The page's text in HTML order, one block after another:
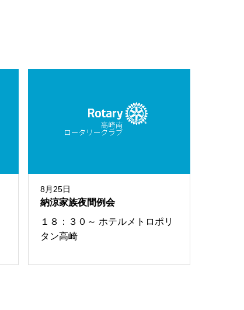
8月25日
納涼家族夜間例会
１８：３０～ ホテルメトロポリ
タン高崎